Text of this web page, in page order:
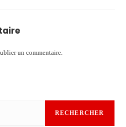
un commentaire.
RECHERCHER